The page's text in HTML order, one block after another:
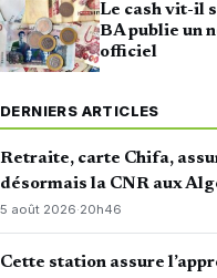
Le cash vit-il
BA publie un
officiel
DERNIERS ARTICLES
Retraite, carte Chifa,
désormais la CNR aux
5 août 2026·20h46
Cette station assure